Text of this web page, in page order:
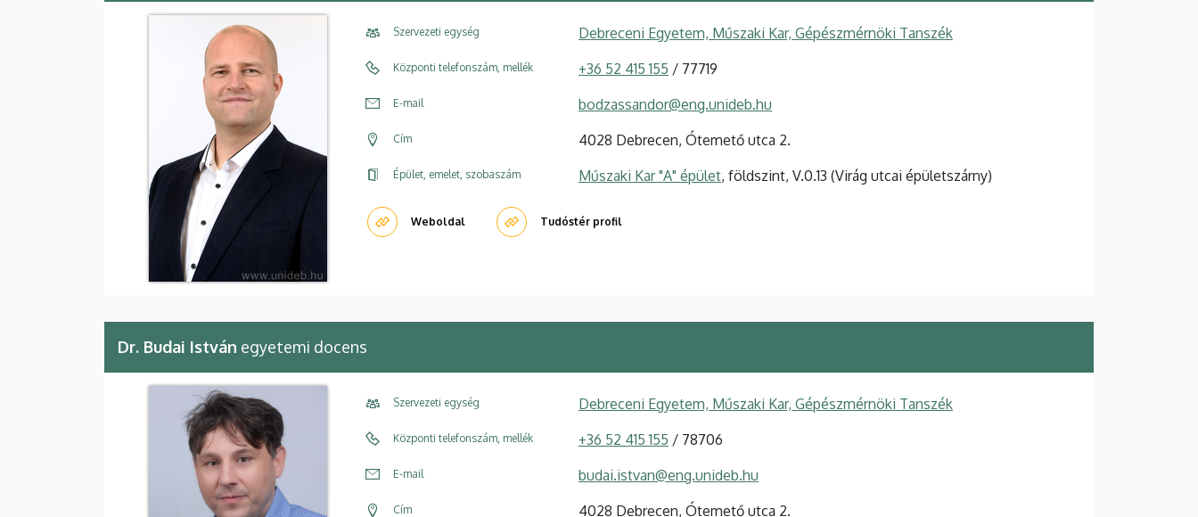
Szervezeti egység Debreceni Egyetem, Műszaki Kar, Gépészmérnöki Tanszék
Központi telefonszám, mellék +36 52 415 155 / 77719
E-mail bodzassandor@eng.unideb.hu
Cím 4028 Debrecen, Ótemető utca 2.
Épület, emelet, szobaszám Műszaki Kar "A" épület, földszint, V.0.13 (Virág utcai épületszárny)
Weboldal Tudóstér profil
Dr. Budai István egyetemi docens
Szervezeti egység Debreceni Egyetem, Műszaki Kar, Gépészmérnöki Tanszék
Központi telefonszám, mellék +36 52 415 155 / 78706
E-mail budai.istvan@eng.unideb.hu
Cím 4028 Debrecen, Ótemető utca 2.